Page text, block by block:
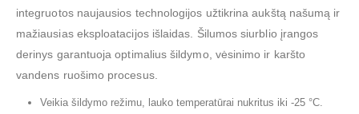
integruotos naujausios technologijos užtikrina aukštą našumą ir
mažiausias eksploatacijos išlaidas. Šilumos siurblio įrangos
derinys garantuoja optimalius šildymo, vėsinimo ir karšto
vandens ruošimo procesus.
Veikia šildymo režimu, lauko temperatūrai nukritus iki -25 °C.